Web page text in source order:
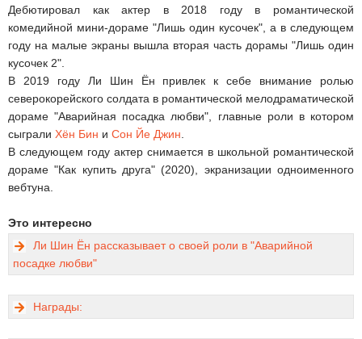
Дебютировал как актер в 2018 году в романтической
комедийной мини-дораме "Лишь один кусочек", а в следующем
году на малые экраны вышла вторая часть дорамы "Лишь один
кусочек 2".
В 2019 году Ли Шин Ён привлек к себе внимание ролью
северокорейского солдата в романтической мелодраматической
дораме "Аварийная посадка любви", главные роли в котором
сыграли Хён Бин и Сон Йе Джин
В следующем году актер снимается в школьной романтической
дораме "Как купить друга" (2020), экранизации одноименного
вебтуна.
Это интересно
Ли Шин Ён рассказывает о своей роли в "Аварийной
посадке любви"
Награды: